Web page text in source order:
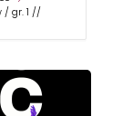
/ gr. 1 //